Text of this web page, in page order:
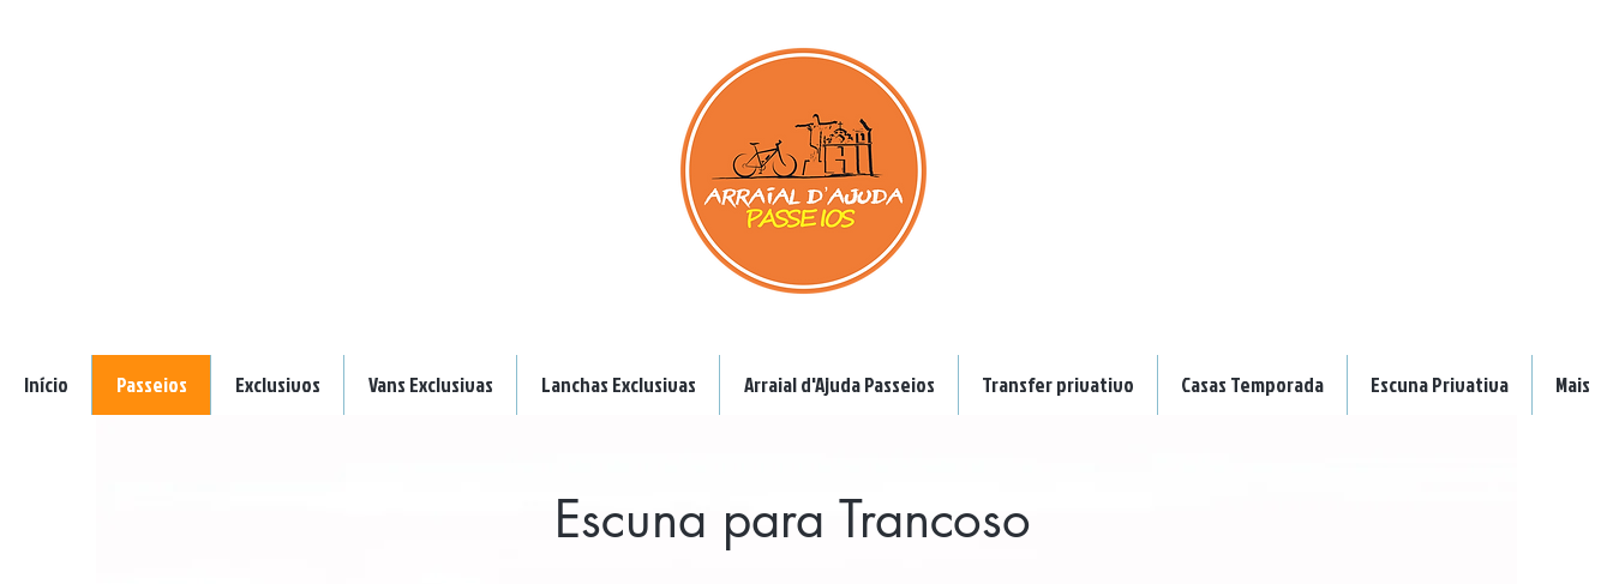
Início Passeios Exclusivos Vans Exclusivas Lanchas Exclusivas Arraial d'Ajuda Passeios Transfer privativo Casas Temporada Escuna Privativa Mais
Escuna para Trancoso